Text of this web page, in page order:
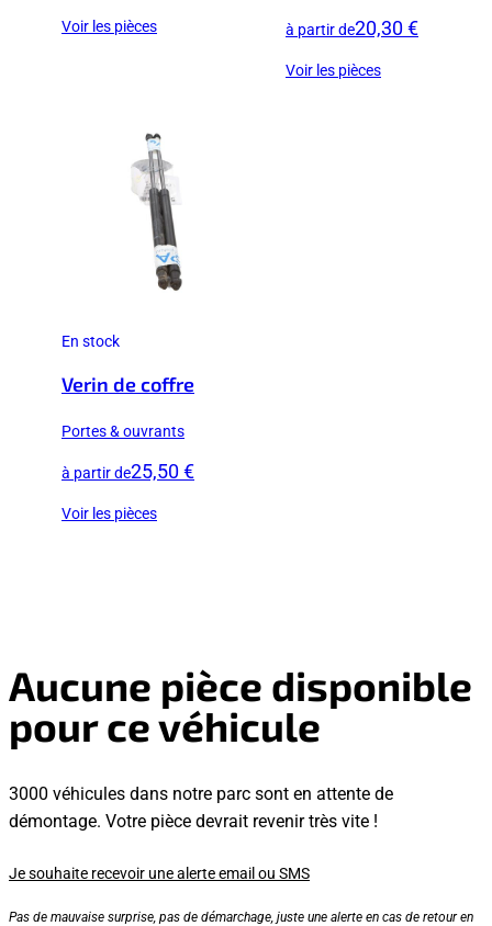
Voir les pièces
à partir de20,30 €
Voir les pièces
En stock
Verin de coffre
Portes & ouvrants
à partir de25,50 €
Voir les pièces
Aucune pièce disponible
pour ce véhicule
3000 véhicules dans notre parc sont en attente de
démontage. Votre pièce devrait revenir très vite !
Je souhaite recevoir une alerte email ou SMS
Pas de mauvaise surprise, pas de démarchage, juste une alerte en cas de retour en